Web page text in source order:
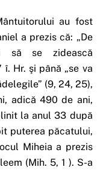
au fost
a prezis că: „De
să se zidească
Hr. şi până „se va
(9, 24, 25),
adică 490 de ani,
la anul 33 după
puterea păcatului,
Miheia a prezis
(Mih. 5, 1 ). S-a